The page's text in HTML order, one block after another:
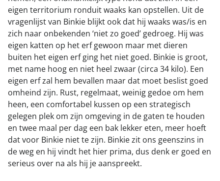
eigen territorium ronduit waaks kan opstellen. Uit de
vragenlijst van Binkie blijkt ook dat hij waaks was/is en
zich naar onbekenden ‘niet zo goed’ gedroeg. Hij was
eigen katten op het erf gewoon maar met dieren
buiten het eigen erf ging het niet goed. Binkie is groot,
met name hoog en niet heel zwaar (circa 34 kilo). Een
eigen erf zal hem bevallen maar dat moet beslist goed
omheind zijn. Rust, regelmaat, weinig gedoe om hem
heen, een comfortabel kussen op een strategisch
gelegen plek om zijn omgeving in de gaten te houden
en twee maal per dag een bak lekker eten, meer hoeft
dat voor Binkie niet te zijn. Binkie zit ons geenszins in
de weg en hij vindt het hier prima, dus denk er goed en
serieus over na als hij je aanspreekt.